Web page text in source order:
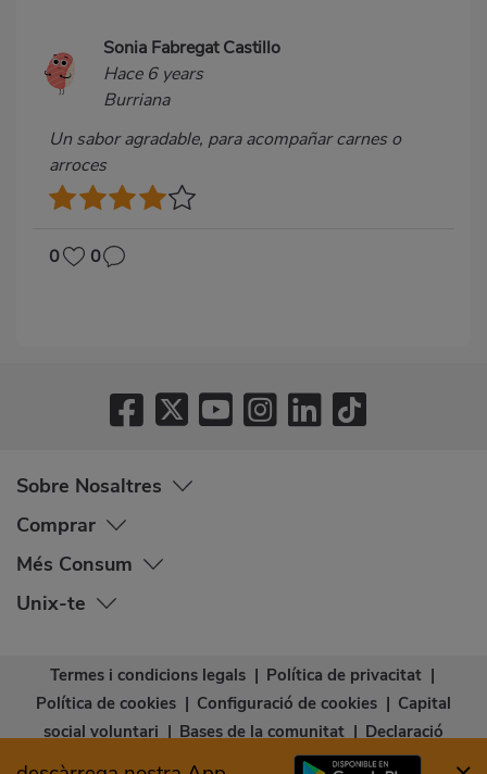
Sonia Fabregat Castillo
Hace 6 years
Burriana
Un sabor agradable, para acompañar carnes o
arroces
0 0
Sobre Nosaltres
Comprar
Més Consum
Unix-te
Termes i condicions legals | Política de privacitat |
Política de cookies | Configuració de cookies | Capital
social voluntari | Bases de la comunitat | Declaració
d’accessibilitat